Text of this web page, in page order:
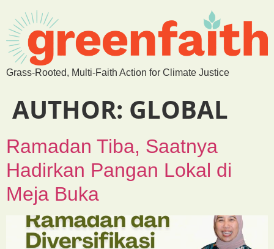
Grass-Rooted, Multi-Faith Action for Climate Justice
AUTHOR: GLOBAL
Ramadan Tiba, Saatnya
Hadirkan Pangan Lokal di
Meja Buka